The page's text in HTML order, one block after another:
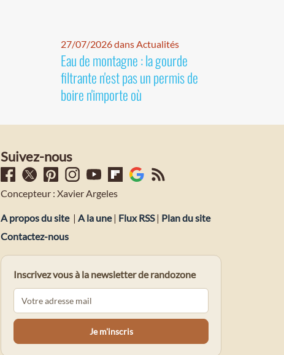
27/07/2026 dans Actualités
Eau de montagne : la gourde
filtrante n'est pas un permis de
boire n'importe où
Suivez-nous
Concepteur : Xavier Argeles
A propos du site | A la une| Flux RSS| Plan du site
Contactez-nous
Inscrivez vous à la newsletter de randozone